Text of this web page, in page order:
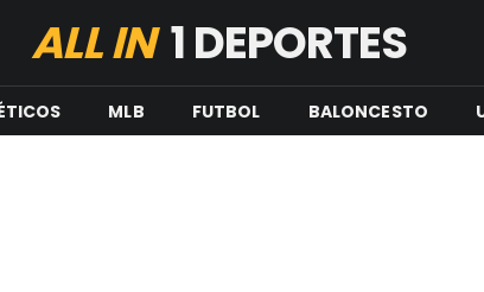
ALL IN1 DEPORTES
MLB FUTBOL BALONCESTO